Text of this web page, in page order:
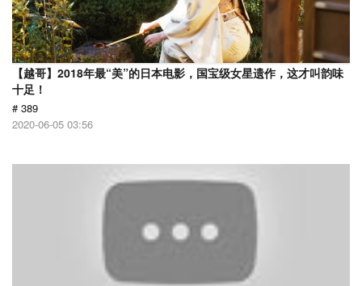
【越哥】2018年最“美”的日本电影，国宝级女星遗作，这才叫韵味
十足！
# 389
2020-06-05 03:56